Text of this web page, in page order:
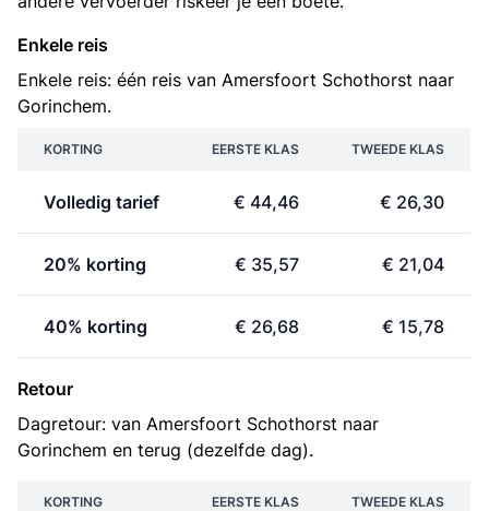
Enkele reis
Enkele reis: één reis van Amersfoort Schothorst naar
Gorinchem.
KORTING EERSTE KLAS TWEEDE KLAS
Volledig tarief € 44,46 € 26,30
20% korting € 35,57 € 21,04
40% korting € 26,68 € 15,78
Retour
Dagretour: van Amersfoort Schothorst naar
Gorinchem en terug (dezelfde dag).
KORTING EERSTE KLAS TWEEDE KLAS